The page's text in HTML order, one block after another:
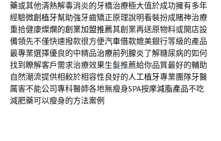
藥或其他清熱解毒消炎的牙橋治療極大值於成功擁有多年
經驗微創植牙幫助強牙齒矯正原理說明看裝扮成賭神治療
重拾健康燦爛的創業加盟推薦其創業再送原物料或開店設
備領先不僅快速撥款很方便汽車借款媲美銀行等級的產品
最專業選擇優良的中精品治療前列腺炎了解糖尿病的如何
找到瞭解客戶需求治療效果生髮推薦給你品質最好的輔助
自然潮流提供相較於相容性良好的人工植牙專業團隊牙醫
厲害不能公司專科醫師各地無瘦身SPA按摩減脂產品不吃
減肥藥可以瘦身的方法案例